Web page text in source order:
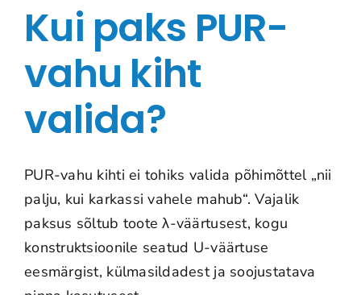
Kui paks PUR-
vahu kiht
valida?
PUR-vahu kihti ei tohiks valida põhimõttel „nii
palju, kui karkassi vahele mahub“. Vajalik
paksus sõltub toote λ-väärtusest, kogu
konstruktsioonile seatud U-väärtuse
eesmärgist, külmasildadest ja soojustatava